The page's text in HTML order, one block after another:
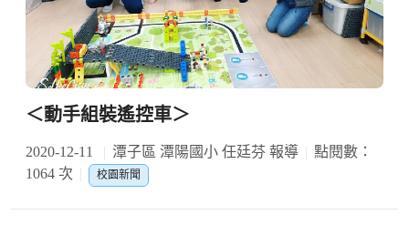
＜動手組裝遙控車＞
2020-12-11 潭子區 潭陽國小 任廷芬 報導
點閱數：
1064 次
校園新聞